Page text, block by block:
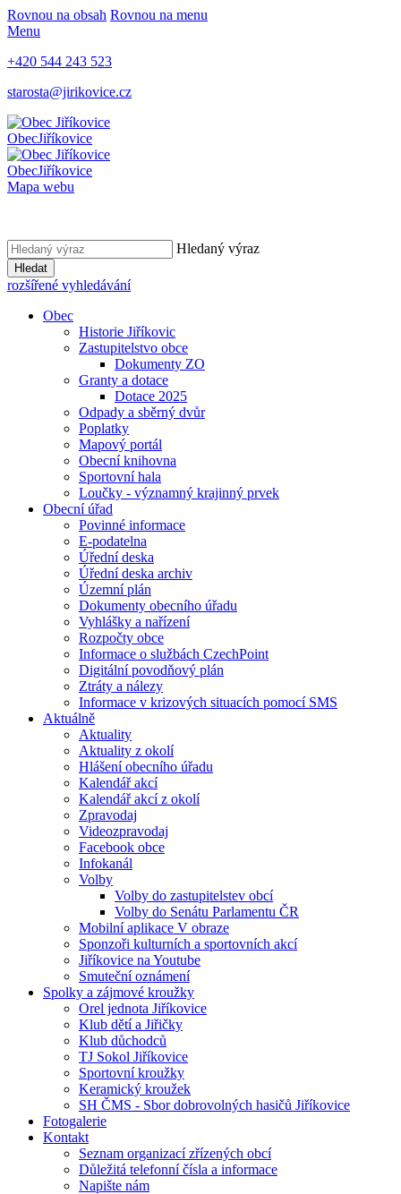
Rovnou na obsah Rovnou na menu
Menu
+420 544 243 523
starosta@jirikovice.cz
ObecJiříkovice
ObecJiříkovice
Mapa webu
Hledaný výraz
Hledat
rozšířené vyhledávání
Obec
Historie Jiříkovic
Zastupitelstvo obce
Dokumenty ZO
Granty a dotace
Dotace 2025
Odpady a sběrný dvůr
Poplatky
Mapový portál
Obecní knihovna
Sportovní hala
Loučky - významný krajinný prvek
Obecní úřad
Povinné informace
E-podatelna
Úřední deska
Úřední deska archiv
Územní plán
Dokumenty obecního úřadu
Vyhlášky a nařízení
Rozpočty obce
Informace o službách CzechPoint
Digitální povodňový plán
Ztráty a nálezy
Informace v krizových situacích pomocí SMS
Aktuálně
Aktuality
Aktuality z okolí
Hlášení obecního úřadu
Kalendář akcí
Kalendář akcí z okolí
Zpravodaj
Videozpravodaj
Facebook obce
Infokanál
Volby
Volby do zastupitelstev obcí
Volby do Senátu Parlamentu ČR
Mobilní aplikace V obraze
Sponzoři kulturních a sportovních akcí
Jiříkovice na Youtube
Smuteční oznámení
Spolky a zájmové kroužky
Orel jednota Jiříkovice
Klub dětí a Jiřičky
Klub důchodců
TJ Sokol Jiříkovice
Sportovní kroužky
Keramický kroužek
SH ČMS - Sbor dobrovolných hasičů Jiříkovice
Fotogalerie
Kontakt
Seznam organizací zřízených obcí
Důležitá telefonní čísla a informace
Napište nám